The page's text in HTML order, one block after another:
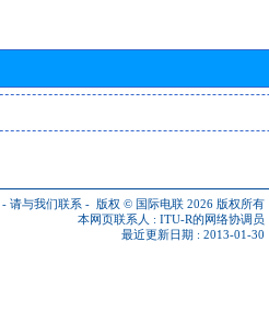
- 请与我们联系 - 版权 © 国际电联 2026 版权所有
本网页联系人 : ITU-R的网络协调员
最近更新日期 : 2013-01-30